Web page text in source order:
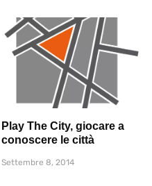
Play The City, giocare a
conoscere le città
Settembre 8, 2014